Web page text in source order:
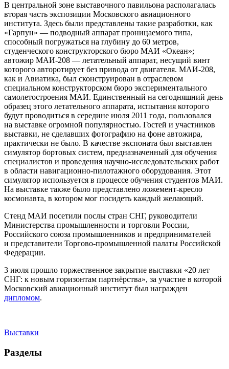
В центральной зоне выставочного павильона располагалась
вторая часть экспозиции Московского авиационного
института. Здесь были представлены такие разработки, как
«Гарпун» — подводный аппарат проницаемого типа,
способный погружаться на глубину до 60 метров,
студенческого конструкторского бюро МАИ «Океан»;
автожир МАИ-208 — летательный аппарат, несущий винт
которого авторотирует без привода от двигателя. МАИ-208,
как и Авиатика, был сконструирован в отраслевом
специальном конструкторском бюро экспериментального
самолетостроения МАИ. Единственный на сегодняшний день
образец этого летательного аппарата, испытания которого
будут проводиться в середине июля 2011 года, пользовался
на выставке огромной популярностью. Гостей и участников
выставки, не сделавших фотографию на фоне автожира,
практически не было. В качестве экспоната был выставлен
симулятор бортовых систем, предназначенный для обучения
специалистов и проведения научно-исследовательских работ
в области навигационно-пилотажного оборудования. Этот
симулятор используется в процессе обучения студентов МАИ.
На выставке также было представлено ложемент-кресло
космонавта, в котором мог посидеть каждый желающий.
Стенд МАИ посетили послы стран СНГ, руководители
Министерства промышленности и торговли России,
Российского союза промышленников и предпринимателей
и представители Торгово-промышленной палаты Российской
Федерации.
3 июля прошло торжественное закрытие выставки «20 лет
СНГ: к новым горизонтам партнёрства», за участие в которой
Московский авиационный институт был награжден
дипломом.
Выставки
Разделы